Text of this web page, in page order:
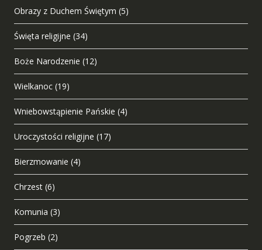
Obrazy z Duchem Świętym (5)
Święta religijne (34)
Boże Narodzenie (12)
Wielkanoc (19)
Wniebowstąpienie Pańskie (4)
Uroczystości religijne (17)
Bierzmowanie (4)
Chrzest (6)
Komunia (3)
Pogrzeb (2)